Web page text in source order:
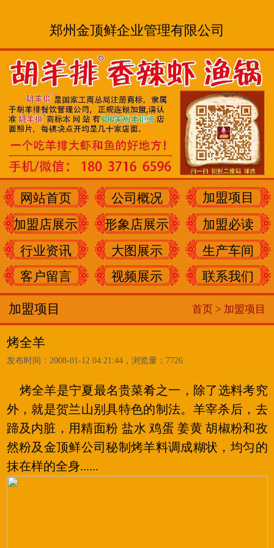
郑州金顶鲜企业管理有限公司
网站首页 公司概况
加盟项目
加盟店展示
形象店展示
加盟必读
行业资讯
大图展示
生产车间
客户留言
视频展示 联系我们
加盟项目 加盟项目
首页 >
烤全羊
发布时间：2008-01-12 04:21:44，浏览量：7726
烤全羊是宁夏最名贵菜肴之一，除了选料考究
外，就是贺兰山别具特色的制法。羊宰杀后，去
蹄及内脏，用精面粉 盐水 鸡蛋 姜黄 胡椒粉和孜
然粉及金顶鲜公司秘制烤羊料调成糊状，均匀的
抹在样的全身......